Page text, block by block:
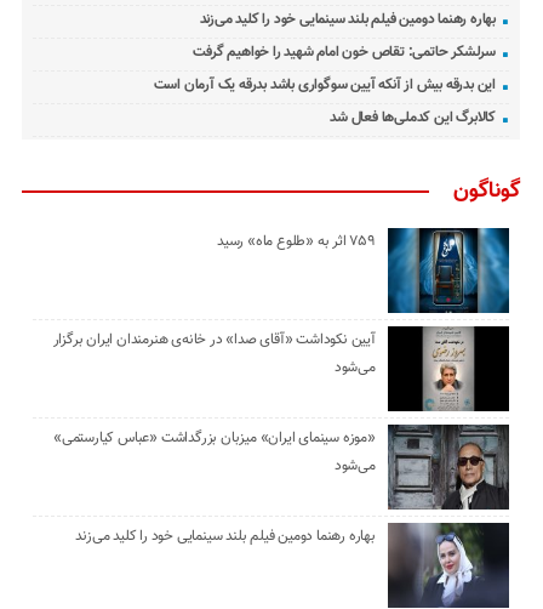
بهاره رهنما دومین فیلم بلند سینمایی خود را کلید می‌زند
سرلشکر حاتمی: تقاص خون امام شهید را خواهیم گرفت
این بدرقه بیش از آنکه آیین سوگواری باشد بدرقه یک آرمان است
کالابرگ این کدملی‌ها فعال شد
گوناگون
۷۵۹ اثر به «طلوع ماه» رسید
آیین نکوداشت «آقای صدا» در خانه‌ی هنرمندان ایران برگزار
می‌شود
«موزه سینمای ایران» میزبان بزرگداشت «عباس کیارستمی»
می‌شود
بهاره رهنما دومین فیلم بلند سینمایی خود را کلید می‌زند